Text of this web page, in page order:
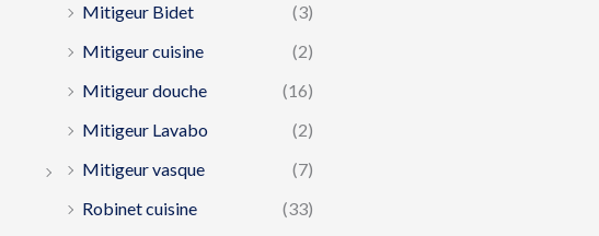
Mitigeur Bidet
(3)
Mitigeur cuisine
(2)
Mitigeur douche
(16)
Mitigeur Lavabo
(2)
Mitigeur vasque
(7)
Robinet cuisine
(33)